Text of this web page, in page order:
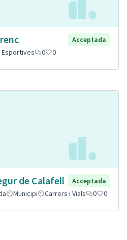
Acceptada
0 0
de Calafell
Acceptada
Municipi Carrers i Vials 0 0